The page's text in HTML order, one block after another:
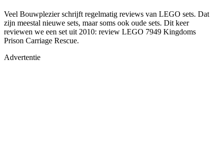
Veel Bouwplezier schrijft regelmatig reviews van LEGO sets. Dat
zijn meestal nieuwe sets, maar soms ook oude sets. Dit keer
reviewen we een set uit 2010: review LEGO 7949 Kingdoms
Prison Carriage Rescue.
Advertentie